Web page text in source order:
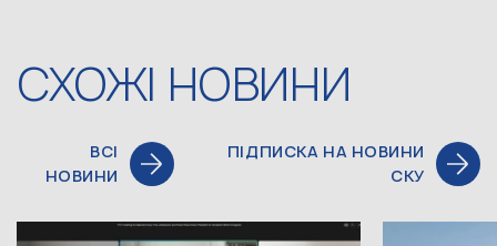
СХОЖІ НОВИНИ
ВСІ
НОВИНИ
ПІДПИСКА НА НОВИНИ
СКУ